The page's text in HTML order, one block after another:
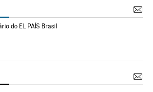
do EL PAÍS Brasil